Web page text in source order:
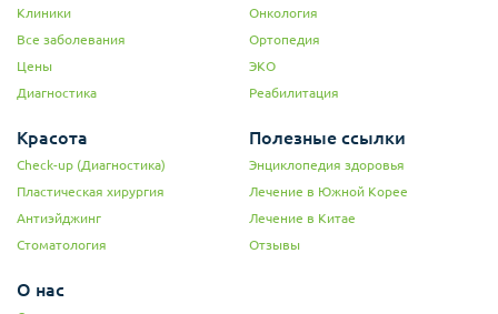
Клиники
Все заболевания
Цены
Диагностика
Онкология
Ортопедия
ЭКО
Реабилитация
Красота
Check-up (Диагностика)
Пластическая хирургия
Антиэйджинг
Стоматология
Полезные ссылки
Энциклопедия здоровья
Лечение в Южной Корее
Лечение в Китае
Отзывы
О нас